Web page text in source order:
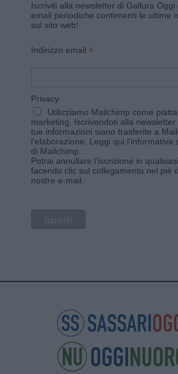
Iscriviti alla newsletter di Gallura Oggi
email periodiche contenenti le ultime
sul sito web!
Indirizzo email *
Privacy
Utilizziamo Mailchimp come
marketing. Iscrivendoti alla newsletter
tue informazioni siano trasferite a
l'elaborazione. Leggi qui l'informativa
di Mailchimp
Potrai annullare l'iscrizione in
facendo clic sul collegamento nel piè
nostre e-mail.